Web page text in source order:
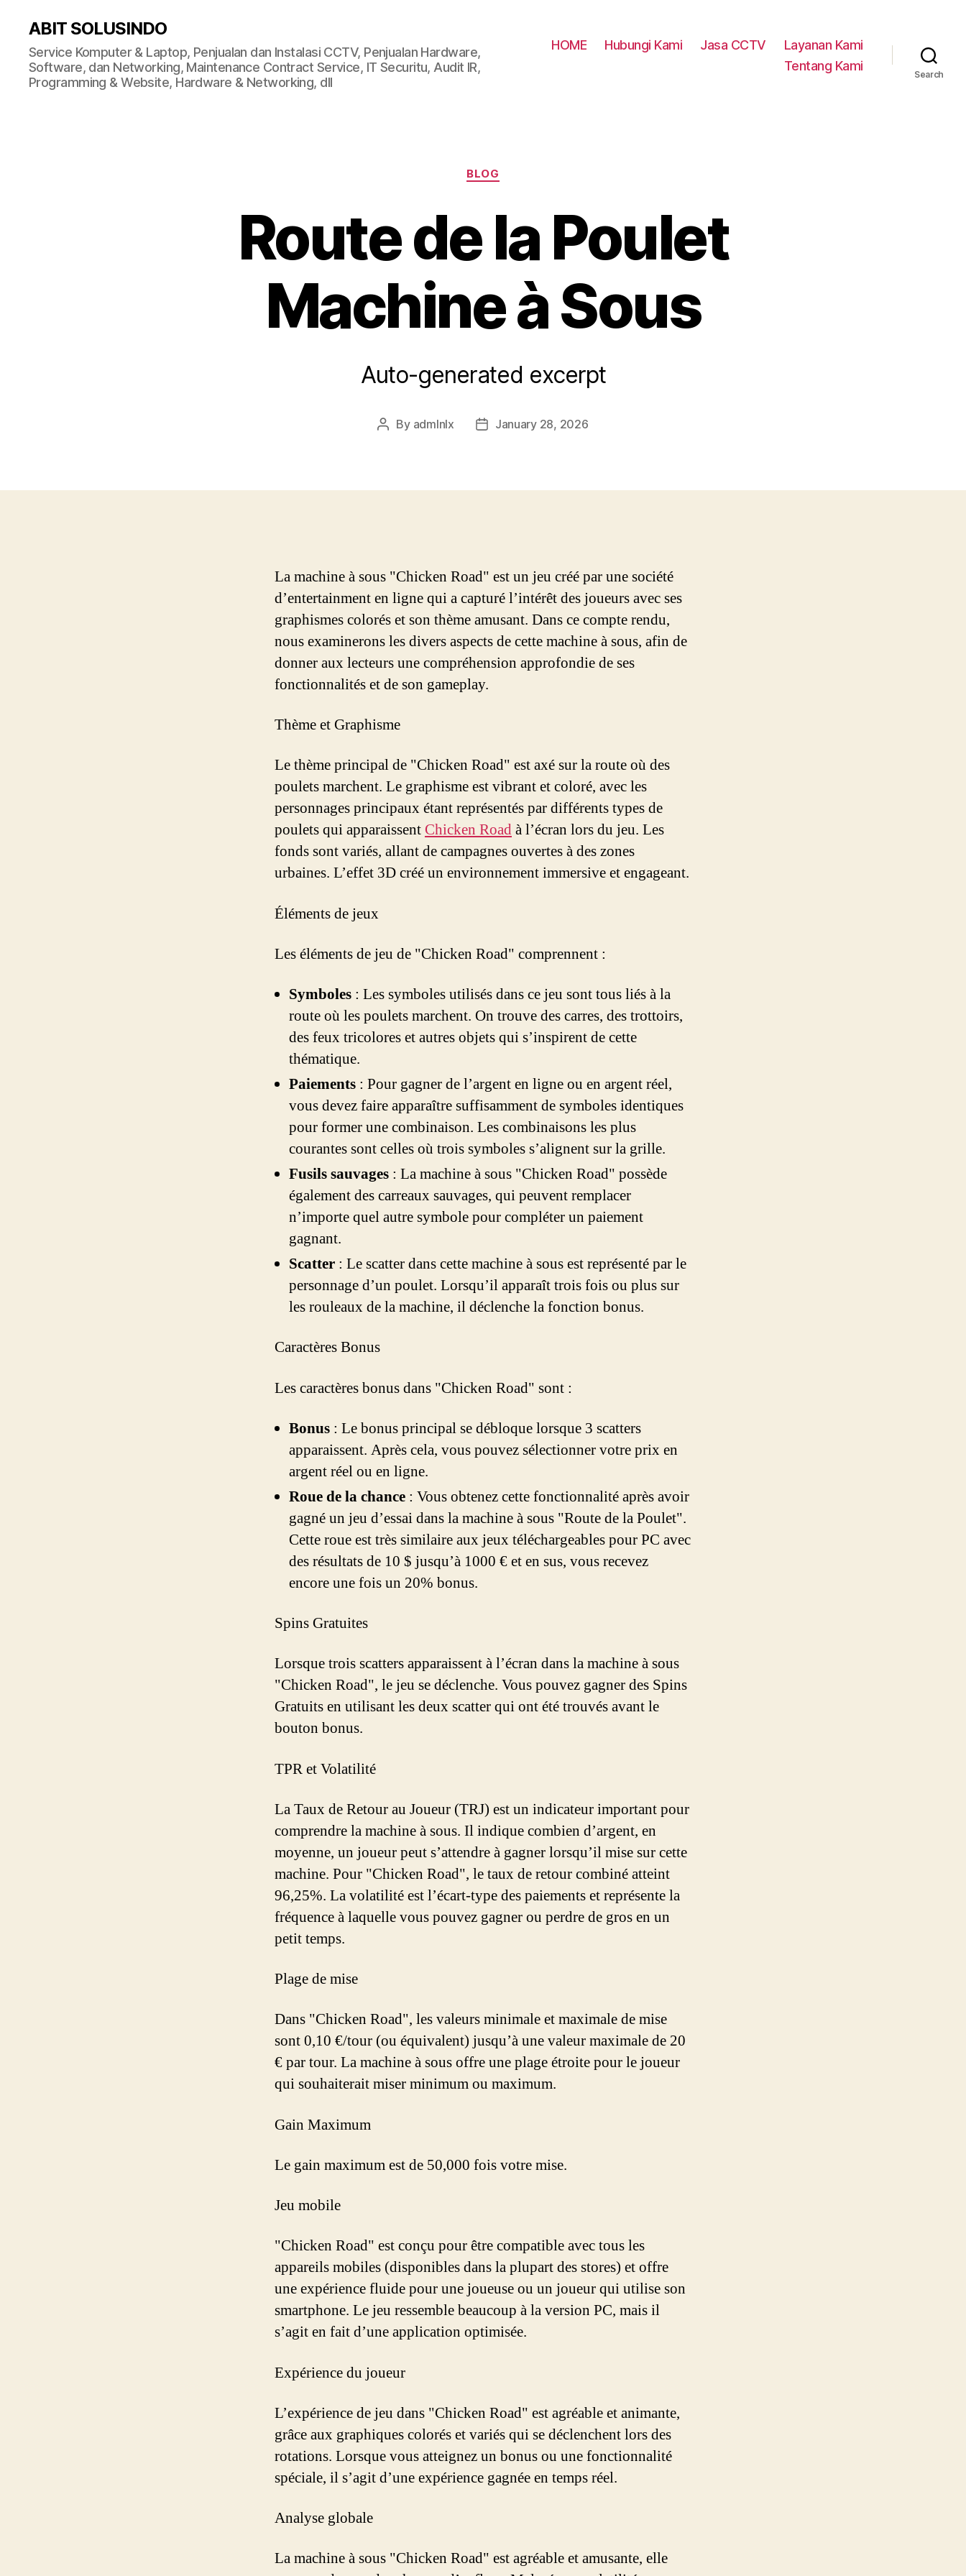
ABIT SOLUSINDO
Service Komputer & Laptop, Penjualan dan Instalasi CCTV, Penjualan Hardware,
Software, dan Networking, Maintenance Contract Service, IT Securitu, Audit IR,
Programming & Website, Hardware & Networking, dll
HOME Hubungi Kami Jasa CCTV
Layanan Kami
Tentang Kami
Search
Categories
BLOG
Route de la Poulet
Machine à Sous
Auto-generated excerpt
Post
By admlnlx
PostJanuary 28, 2026
La machine à sous "Chicken Road" est un jeu créé par une société
d’entertainment en ligne qui a capturé l’intérêt des joueurs avec ses
graphismes colorés et son thème amusant. Dans ce compte rendu,
nous examinerons les divers aspects de cette machine à sous, afin de
donner aux lecteurs une compréhension approfondie de ses
fonctionnalités et de son gameplay.
Thème et Graphisme
Le thème principal de "Chicken Road" est axé sur la route où des
poulets marchent. Le graphisme est vibrant et coloré, avec les
personnages principaux étant représentés par différents types de
poulets qui apparaissent Chicken Roadà l’écran lors du jeu. Les
fonds sont variés, allant de campagnes ouvertes à des zones
urbaines. L’effet 3D créé un environnement immersive et engageant.
Éléments de jeux
Les éléments de jeu de "Chicken Road" comprennent :
Symboles : Les symboles utilisés dans ce jeu sont tous liés à la
route où les poulets marchent. On trouve des carres, des trottoirs,
des feux tricolores et autres objets qui s’inspirent de cette
thématique.
Paiements : Pour gagner de l’argent en ligne ou en argent réel,
vous devez faire apparaître suffisamment de symboles identiques
pour former une combinaison. Les combinaisons les plus
courantes sont celles où trois symboles s’alignent sur la grille.
Fusils sauvages : La machine à sous "Chicken Road" possède
également des carreaux sauvages, qui peuvent remplacer
n’importe quel autre symbole pour compléter un paiement
gagnant.
Scatter : Le scatter dans cette machine à sous est représenté par le
personnage d’un poulet. Lorsqu’il apparaît trois fois ou plus sur
les rouleaux de la machine, il déclenche la fonction bonus.
Caractères Bonus
Les caractères bonus dans "Chicken Road" sont :
Bonus : Le bonus principal se débloque lorsque 3 scatters
apparaissent. Après cela, vous pouvez sélectionner votre prix en
argent réel ou en ligne.
Roue de la chance : Vous obtenez cette fonctionnalité après avoir
gagné un jeu d’essai dans la machine à sous "Route de la Poulet".
Cette roue est très similaire aux jeux téléchargeables pour PC avec
des résultats de 10 $ jusqu’à 1000 € et en sus, vous recevez
encore une fois un 20% bonus.
Spins Gratuites
Lorsque trois scatters apparaissent à l’écran dans la machine à sous
"Chicken Road", le jeu se déclenche. Vous pouvez gagner des Spins
Gratuits en utilisant les deux scatter qui ont été trouvés avant le
bouton bonus.
TPR et Volatilité
La Taux de Retour au Joueur (TRJ) est un indicateur important pour
comprendre la machine à sous. Il indique combien d’argent, en
moyenne, un joueur peut s’attendre à gagner lorsqu’il mise sur cette
machine. Pour "Chicken Road", le taux de retour combiné atteint
96,25%. La volatilité est l’écart-type des paiements et représente la
fréquence à laquelle vous pouvez gagner ou perdre de gros en un
petit temps.
Plage de mise
Dans "Chicken Road", les valeurs minimale et maximale de mise
sont 0,10 €/tour (ou équivalent) jusqu’à une valeur maximale de 20
€ par tour. La machine à sous offre une plage étroite pour le joueur
qui souhaiterait miser minimum ou maximum.
Gain Maximum
Le gain maximum est de 50,000 fois votre mise.
Jeu mobile
"Chicken Road" est conçu pour être compatible avec tous les
appareils mobiles (disponibles dans la plupart des stores) et offre
une expérience fluide pour une joueuse ou un joueur qui utilise son
smartphone. Le jeu ressemble beaucoup à la version PC, mais il
s’agit en fait d’une application optimisée.
Expérience du joueur
L’expérience de jeu dans "Chicken Road" est agréable et animante,
grâce aux graphiques colorés et variés qui se déclenchent lors des
rotations. Lorsque vous atteignez un bonus ou une fonctionnalité
spéciale, il s’agit d’une expérience gagnée en temps réel.
Analyse globale
La machine à sous "Chicken Road" est agréable et amusante, elle